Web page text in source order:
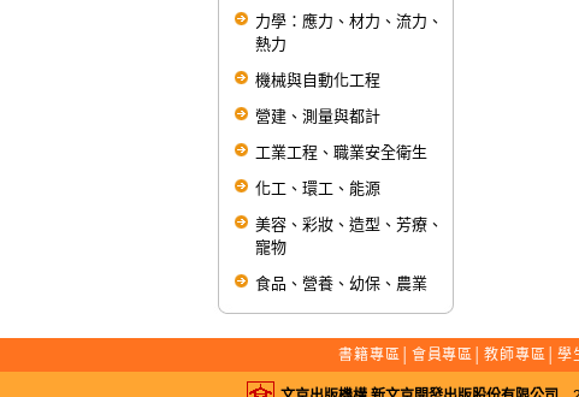
力學：應力、材力、流力、
熱力
機械與自動化工程
營建、測量與都計
工業工程、職業安全衛生
化工、環工、能源
美容、彩妝、造型、芳療、
寵物
食品、營養、幼保、農業
書籍專區 會員專區 │教師專區 學